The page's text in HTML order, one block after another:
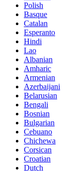
Polish
Basque
Catalan
Esperanto
Hindi
Lao
Albanian
Amharic
Armenian
Azerbaijani
Belarusian
Bengali
Bosnian
Bulgarian
Cebuano
Chichewa
Corsican
Croatian
Dutch